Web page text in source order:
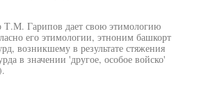
Т.М. Гарипов дает свою этимологию
его этимологии, этноним башкорт
возникшему в результате стяжения
в значении 'другое, особое войско'